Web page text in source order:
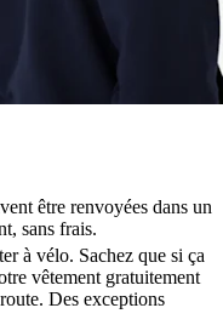
être renvoyées dans un
sans frais.
à vélo. Sachez que si ça
vêtement gratuitement
Des exceptions